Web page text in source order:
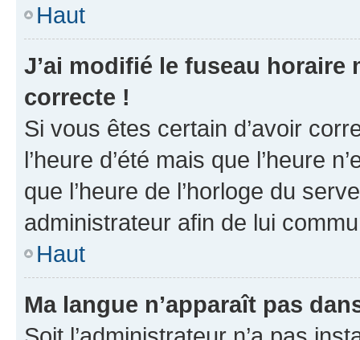
Haut
J’ai modifié le fuseau horaire
correcte !
Si vous êtes certain d’avoir
l’heure d’été mais que l’heure
que l’heure de l’horloge du
administrateur afin de lui
Haut
Ma langue n’apparaît pas